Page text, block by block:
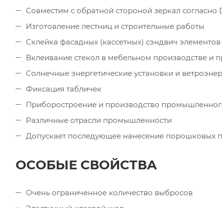
Совместим с обратной стороной зеркал согласно
Изготовление лестниц и строительные работы
Склейка фасадных (кассетных) сэндвич элементов
Вклеивание стекол в мебельном производстве и
Солнечные энергетические установки и
Фиксация табличек
Приборостроение и производство
Различные отрасли промышленности
Допускает последующее нанесение порошковых
ОСОБЫЕ СВОЙСТВА
Очень ограниченное количество выбросов